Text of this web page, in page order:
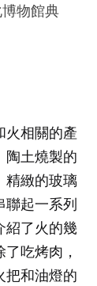
物館典
火相關的產
陶土燒製的
精緻的玻璃
聯起一系列
紹了火的幾
吃烤肉，
把和油燈的